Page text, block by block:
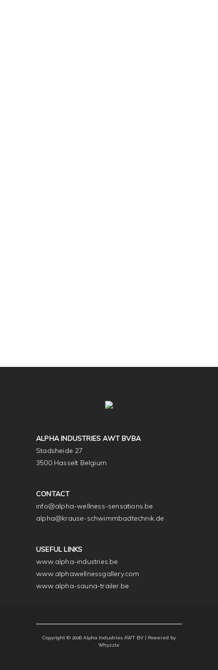
ALPHA INDUSTRIES AWT BVBA
Stadsheide 27
3500 Hasselt Belgium
CONTACT
info@alpha-wellness-sensations.be
alpha@krause-schwimmbadtechnik.de
USEFUL LINKS
www.alpha-industries.be
www.alphawellnessgallery.com
www.alpha-sauna-trailer.be
Copyright © 2026 Alpha Industries AWT BV | Powered by
Whyzzle